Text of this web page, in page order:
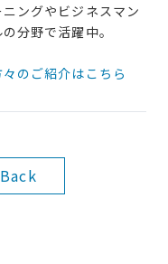
ングやビジネスマン
分野で活躍中。
のご紹介はこちら
Back